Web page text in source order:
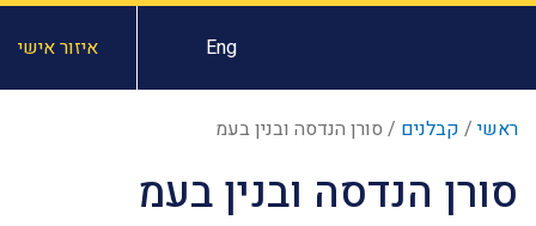
Eng איזור אישי
ראשי / קבלנים / סורן הנדסה ובנין בעמ
סורן הנדסה ובנין בעמ